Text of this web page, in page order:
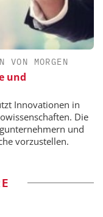
VON MORGEN
und
Innovationen in
Die
und
vorzustellen.